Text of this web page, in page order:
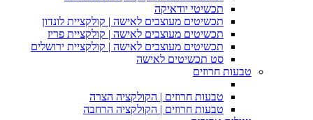
תכשיטי יודאיקה
תכשיטים מעוצבים לאישה | קולקציית לונדון
תכשיטים מעוצבים לאישה | קולקציית פריז
תכשיטים מעוצבים לאישה | קולקציית ירושלים
סט תכשיטים לאישה
טבעות חרוזים
טבעות חרוזים | הקולקציה הצרה
טבעות חרוזים | הקולקציה הרחבה